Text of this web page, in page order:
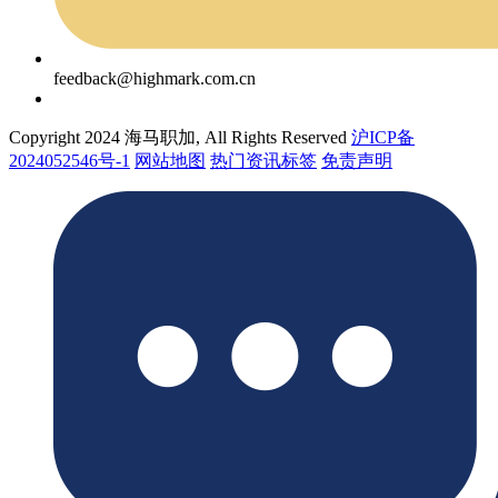
feedback@highmark.com.cn
Copyright 2024 海马职加, All Rights Reserved 沪ICP备
2024052546号-1 网站地图 热门资讯标签 免责声明